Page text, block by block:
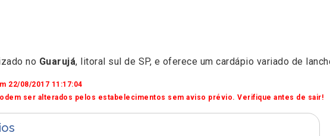
no Guarujá, litoral sul de SP, e oferece um cardápio variado de
22/08/2017 11:17:04
ser alterados pelos estabelecimentos sem aviso prévio. Verifique antes de sair!